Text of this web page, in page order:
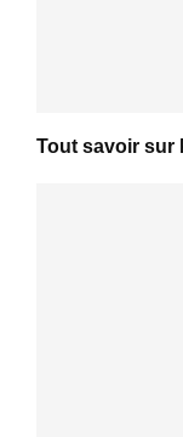
Tout savoir sur